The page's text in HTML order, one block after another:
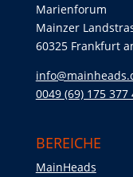
Marienforum
Mainzer
60325 Frankfurt
0049 (69) 175 377
BEREICHE
MainHeads